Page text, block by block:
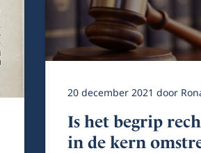
20 december 2021 door
Is het begrip
in de kern